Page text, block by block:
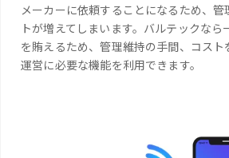
メーカーに依頼することになるため、
トが増えてしまいます。バルテックな
を賄えるため、管理維持の手間、コスト
運営に必要な機能を利用できます。